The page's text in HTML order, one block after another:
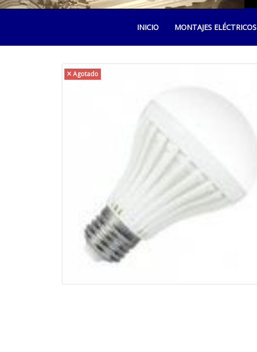
INICIO MONTAJES ELÉCTRICOS
Agotado